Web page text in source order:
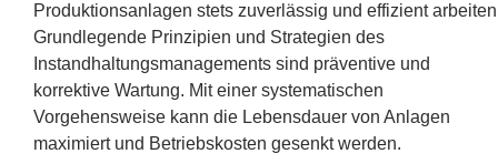
Produktionsanlagen stets zuverlässig und effizient
Grundlegende Prinzipien und Strategien des
Instandhaltungsmanagements sind präventive und
korrektive Wartung. Mit einer systematischen
Vorgehensweise kann die Lebensdauer von Anlagen
maximiert und Betriebskosten gesenkt werden.